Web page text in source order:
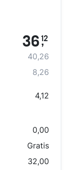
36 ,
12
40,26
8,26
4,12
0,00
Gratis
32,00